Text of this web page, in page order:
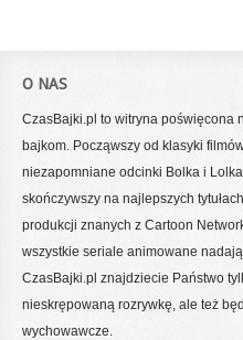
O NAS
CzasBajki.pl to witryna poświęcona
bajkom. Począwszy od klasyki
niezapomniane odcinki Bolka i
skończywszy na najlepszych
produkcji znanych z Cartoon
wszystkie seriale animowane
CzasBajki.pl znajdziecie Państwo
nieskrępowaną rozrywkę, ale też
wychowawcze.